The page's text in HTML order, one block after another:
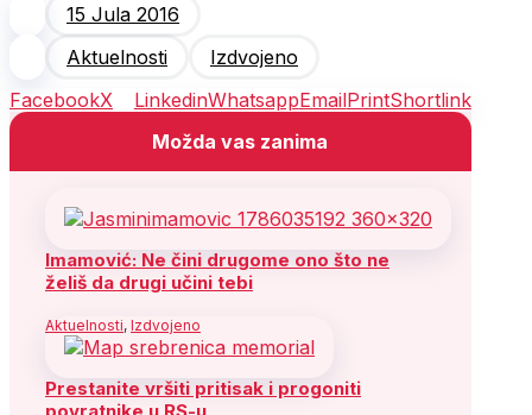
15 Jula 2016
Aktuelnosti
Izdvojeno
FacebookX LinkedinWhatsappEmailPrintShortlink
Možda vas zanima
Imamović: Ne čini drugome ono što ne
želiš da drugi učini tebi
Aktuelnosti, Izdvojeno
Prestanite vršiti pritisak i progoniti